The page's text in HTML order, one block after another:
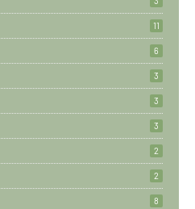
11
6
3
3
3
2
2
8